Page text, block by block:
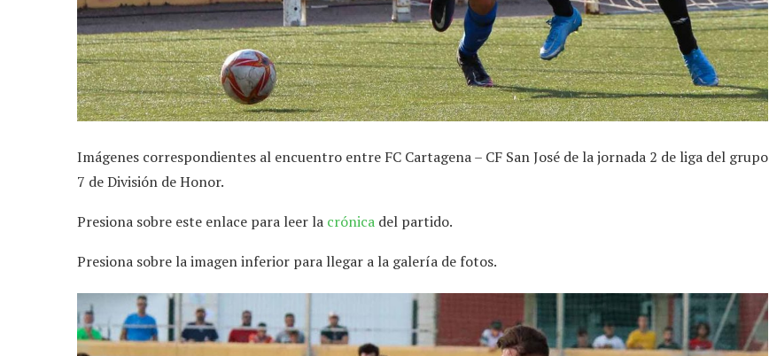
Imágenes correspondientes al encuentro entre FC Cartagena – CF San José de la jornada 2 de liga del grupo
7 de División de Honor.
Presiona sobre este enlace para leer la crónica del partido.
Presiona sobre la imagen inferior para llegar a la galería de fotos.